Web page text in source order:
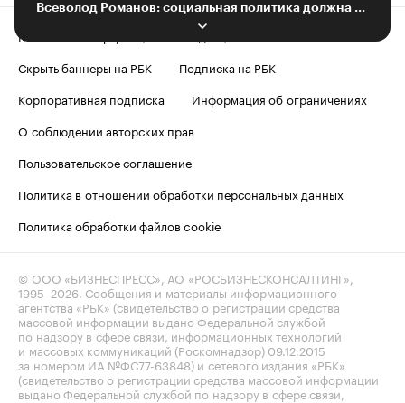
Всеволод Романов: социальная политика должна отвечать на запросы людей
Контактная информация
Скрыть баннеры на РБК
Подписка на РБК
Корпоративная подписка
Информация об ограничениях
О соблюдении авторских прав
Пользовательское соглашение
Политика в отношении обработки персональных данных
Политика обработки файлов cookie
© ООО «БИЗНЕСПРЕСС», АО «РОСБИЗНЕСКОНСАЛТИНГ»,
1995–2026. Сообщения и материалы информационного
агентства «РБК» (свидетельство о регистрации средства
массовой информации выдано Федеральной службой
по надзору в сфере связи, информационных технологий
и массовых коммуникаций (Роскомнадзор) 09.12.2015
за номером ИА №ФС77-63848) и сетевого издания «РБК»
(свидетельство о регистрации средства массовой информации
выдано Федеральной службой по надзору в сфере связи,